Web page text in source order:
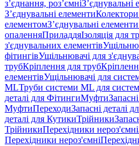
з’єднання, роз’ємніЗ’єднувальні
З’єднувальні елементиКолектори
елементомЗ’єднувальні
опаленняПриладдяІзоляція для
з'єднувальних елементів
фітингівУщільнювачі для
трубКріплення для труб
елементівУщільнювачі для
MLТруби системи ML для
деталі для ФітингиМуфти
МуфтиПереходиЗапасні деталі
деталі для КутикиТрійники
ТрійникиПерехідники нероз'ємні
Перехідники нероз'ємні